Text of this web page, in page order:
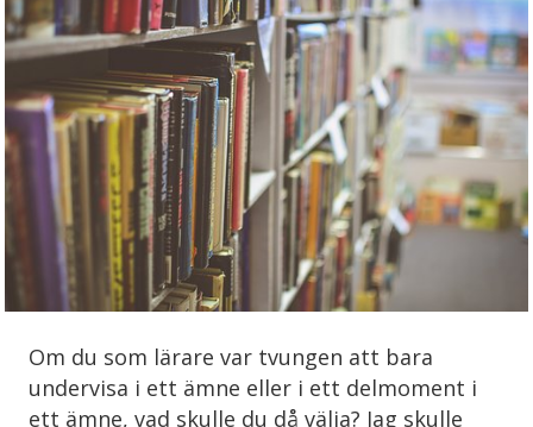
Om du som lärare var tvungen att bara
undervisa i ett ämne eller i ett delmoment i
ett ämne, vad skulle du då välja? Jag skulle